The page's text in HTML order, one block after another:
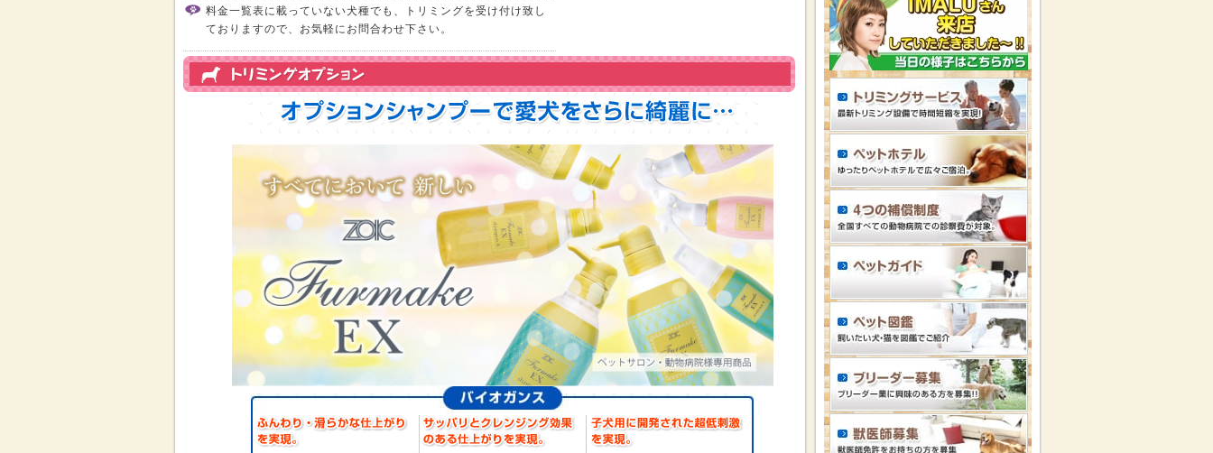
料金一覧表に載っていない犬種でも、トリミングを受け付け致し
ておりますので、お気軽にお問合わせ下さい。